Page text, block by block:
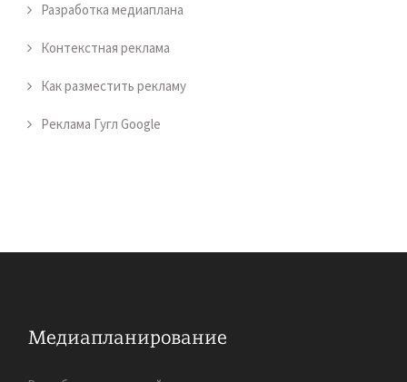
Разработка медиаплана
Контекстная реклама
Как разместить рекламу
Реклама Гугл Google